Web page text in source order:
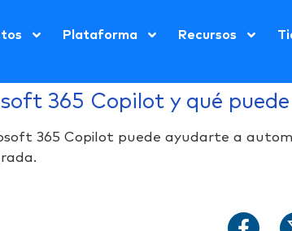
Plataforma Recursos
365 Copilot y qué
365 Copilot puede ayudarte a